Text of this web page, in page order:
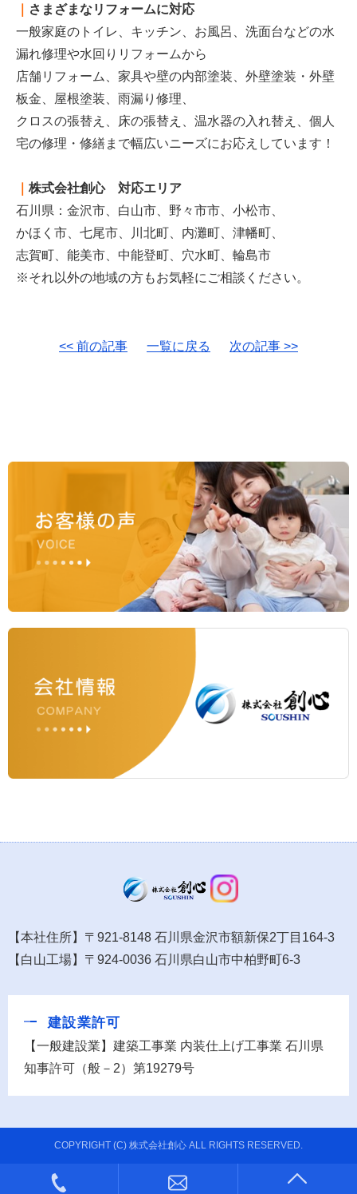
さまざまなリフォームに対応
一般家庭のトイレ、キッチン、お風呂、洗面台などの水
漏れ修理や水回りリフォームから
店舗リフォーム、家具や壁の内部塗装、外壁塗装・外壁
板金、屋根塗装、雨漏り修理、
クロスの張替え、床の張替え、温水器の入れ替え、個人
宅の修理・修繕まで幅広いニーズにお応えしています！
株式会社創心 対応エリア
石川県：金沢市、白山市、野々市市、小松市、
かほく市、七尾市、川北町、内灘町、津幡町、
志賀町、能美市、中能登町、穴水町、輪島市
※それ以外の地域の方もお気軽にご相談ください。
<< 前の記事 一覧に戻る 次の記事 >>
【本社住所】〒921-8148 石川県金沢市額新保2丁目164-3
【白山工場】〒924-0036 石川県白山市中柏野町6-3
建設業許可
【一般建設業】建築工事業 内装仕上げ工事業 石川県
知事許可（般－2）第19279号
COPYRIGHT (C) 株式会社創心 ALL RIGHTS RESERVED.